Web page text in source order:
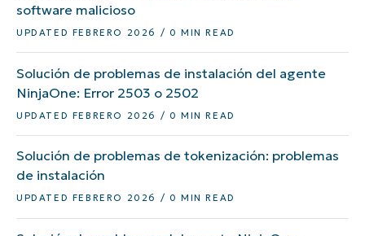
software malicioso
UPDATED FEBRERO 2026 / 0 MIN READ
Solución de problemas de instalación del agente
NinjaOne: Error 2503 o 2502
UPDATED FEBRERO 2026 / 0 MIN READ
Solución de problemas de tokenización: problemas
de instalación
UPDATED FEBRERO 2026 / 0 MIN READ